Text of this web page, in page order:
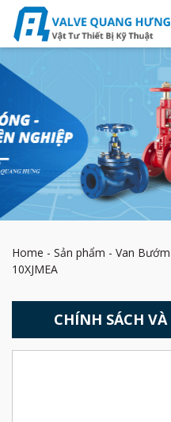
Home - Sản phẩm - Van Bướm
10XJMEA
CHÍNH SÁCH
HƯỚNG DẪN MUA HÀNG